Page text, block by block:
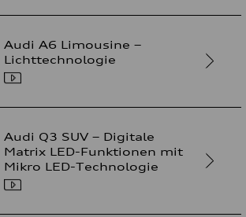
Audi A6 Limousine –
Lichttechnologie
Audi Q3 SUV – Digitale
Matrix LED-Funktionen mit
Mikro LED-Technologie